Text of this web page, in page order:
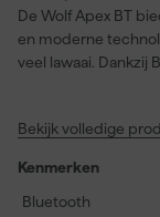
De Wolf Apex BT
en moderne
veel lawaai. Dankzij
in te leveren op
zodat je helder kunt
verwisselbaar en
Bekijk volledige
Kenmerken
Bluetooth